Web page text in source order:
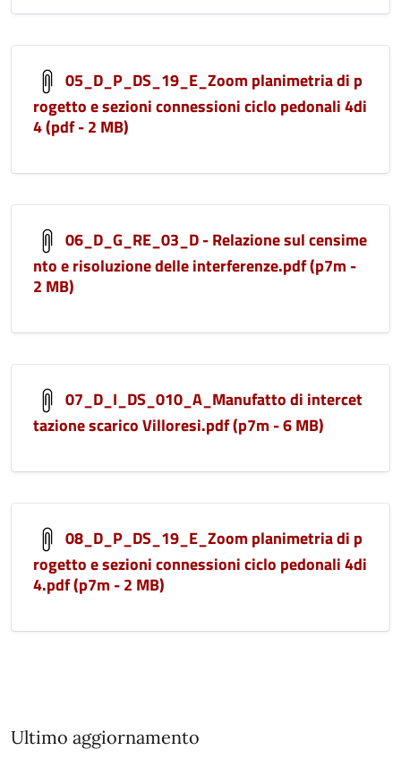
05_D_P_DS_19_E_Zoom planimetria di p
rogetto e sezioni connessioni ciclo pedonali 4di
4 (pdf - 2 MB)
06_D_G_RE_03_D - Relazione sul censime
nto e risoluzione delle interferenze.pdf (p7m -
2 MB)
07_D_I_DS_010_A_Manufatto di intercet
tazione scarico Villoresi.pdf (p7m - 6 MB)
08_D_P_DS_19_E_Zoom planimetria di p
rogetto e sezioni connessioni ciclo pedonali 4di
4.pdf (p7m - 2 MB)
Ultimo aggiornamento